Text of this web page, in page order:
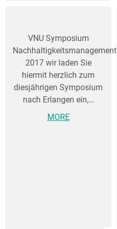
VNU Symposium
Nachhaltigkeitsmanagement
2017 wir laden Sie
hiermit herzlich zum
diesjährigen Symposium
nach Erlangen ein,…
MORE